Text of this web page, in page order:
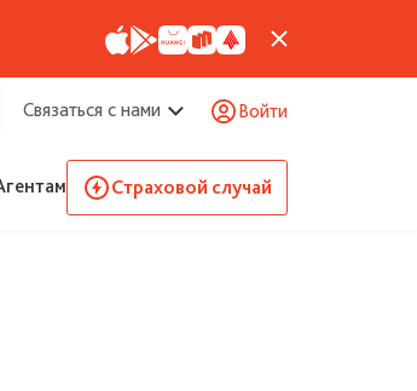
Связаться с нами Войти
Страховой случай